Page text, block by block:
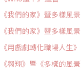
《我們的家》暨多樣風
《我們的家》暨多樣風
《用戲劇轉化職場人生》
《翱翔》暨《多樣的風景